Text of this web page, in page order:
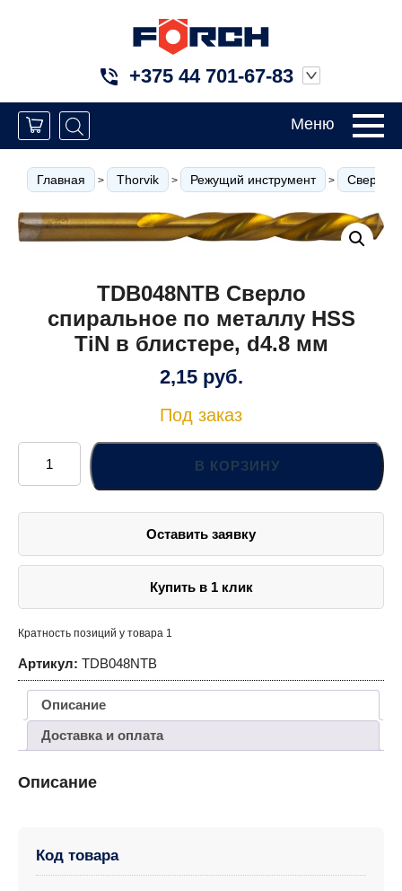
+375 44 701-67-83
Меню
Главная > Thorvik > Режущий инструмент > Сверла
TDB048NTB Сверло
спиральное по металлу HSS
TiN в блистере, d4.8 мм
2,15 руб.
Под заказ
Количество
товара
TDB048NTB
Сверло
по
в
В КОРЗИНУ
Оставить заявку
Купить в 1 клик
Кратность позиций у товара 1
Артикул: TDB048NTB
Описание
Доставка и оплата
Описание
Код товара